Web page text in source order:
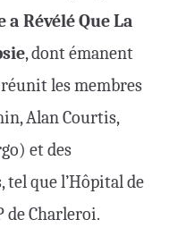
a Révélé Que La
, dont émanent
les membres
Alan Courtis,
et des
que l’Hôpital de
de Charleroi.